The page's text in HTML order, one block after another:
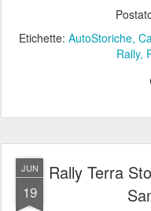
Etichette: AutoStoriche
Rally
JUN
19
Rally Terra